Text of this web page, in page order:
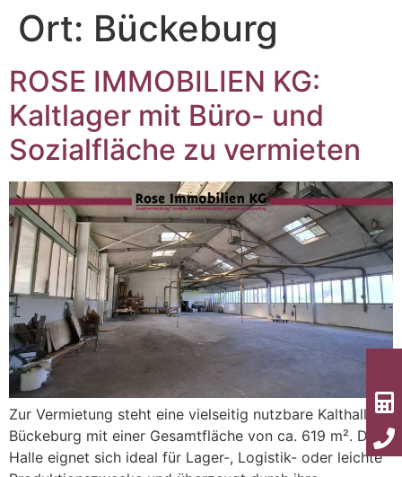
Ort: Bückeburg
ROSE IMMOBILIEN KG:
Kaltlager mit Büro- und
Sozialfläche zu vermieten
Zur Vermietung steht eine vielseitig nutzbare Kalthalle in
Bückeburg mit einer Gesamtfläche von ca. 619 m². Die
Halle eignet sich ideal für Lager-, Logistik- oder leichte